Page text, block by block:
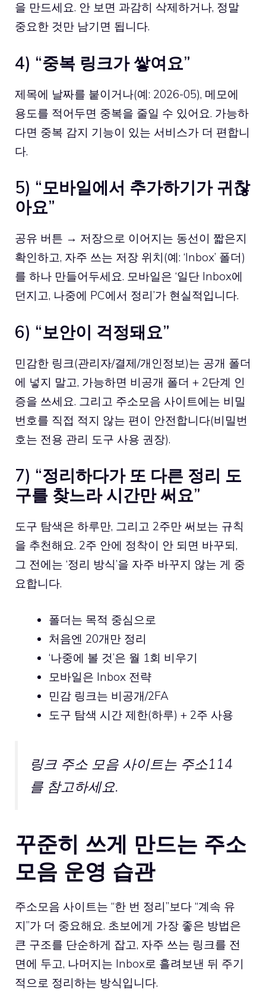
을 만드세요. 안 보면 과감히 삭제하거나, 정말
중요한 것만 남기면 됩니다.
4) “중복 링크가 쌓여요”
제목에 날짜를 붙이거나(예: 2026-05), 메모에
용도를 적어두면 중복을 줄일 수 있어요. 가능하
다면 중복 감지 기능이 있는 서비스가 더 편합니
다.
5) “모바일에서 추가하기가 귀찮
아요”
공유 버튼 → 저장으로 이어지는 동선이 짧은지
확인하고, 자주 쓰는 저장 위치(예: ‘Inbox’ 폴더)
를 하나 만들어두세요. 모바일은 ‘일단 Inbox에
던지고, 나중에 PC에서 정리’가 현실적입니다.
6) “보안이 걱정돼요”
민감한 링크(관리자/결제/개인정보)는 공개 폴더
에 넣지 말고, 가능하면 비공개 폴더 + 2단계 인
증을 쓰세요. 그리고 주소모음 사이트에는 비밀
번호를 직접 적지 않는 편이 안전합니다(비밀번
호는 전용 관리 도구 사용 권장).
7) “정리하다가 또 다른 정리 도
구를 찾느라 시간만 써요”
도구 탐색은 하루만, 그리고 2주만 써보는 규칙
을 추천해요. 2주 안에 정착이 안 되면 바꾸되,
그 전에는 ‘정리 방식’을 자주 바꾸지 않는 게 중
요합니다.
폴더는 목적 중심으로
처음엔 20개만 정리
‘나중에 볼 것’은 월 1회 비우기
모바일은 Inbox 전략
민감 링크는 비공개/2FA
도구 탐색 시간 제한(하루) + 2주 사용
링크 주소 모음 사이트는 주소114
를 참고하세요.
꾸준히 쓰게 만드는 주소
모음 운영 습관
주소모음 사이트는 “한 번 정리”보다 “계속 유
지”가 더 중요해요. 초보에게 가장 좋은 방법은
큰 구조를 단순하게 잡고, 자주 쓰는 링크를 전
면에 두고, 나머지는 Inbox로 흘려보낸 뒤 주기
적으로 정리하는 방식입니다.